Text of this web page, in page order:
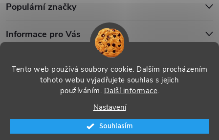
Tento web používá soubory cookie. Dalším procházením
tohoto webu vyjadřujete souhlas s jejich
používáním. Další informace.
Nastavení
Souhlasím
Populární značky
Informace pro Vás
Vytvořil Shoptet
Copyright 2026 . Všechna práva vyhrazena.
nastavení cookies